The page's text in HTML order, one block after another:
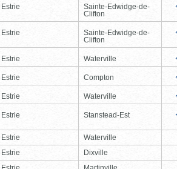
Estrie
Sainte-Edwidge-de-
Clifton
Estrie
Sainte-Edwidge-de-
Clifton
Estrie Waterville
Estrie Compton
Estrie Waterville
Estrie Stanstead-Est
Estrie
Waterville
Estrie
Dixville